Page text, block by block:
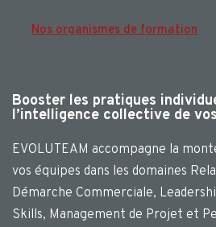
Nos organismes de formation
Booster les pratiques
l’intelligence collective de
EVOLUTEAM accompagne la
vos équipes dans les domaines
Démarche Commerciale,
Skills, Management de Projet et